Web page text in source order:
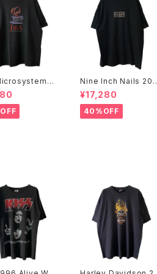
1
DAY CMU
Tee
Nine Inch Nails 200
5 Live with Teeth B
and Tee
¥17,280
40%OFF